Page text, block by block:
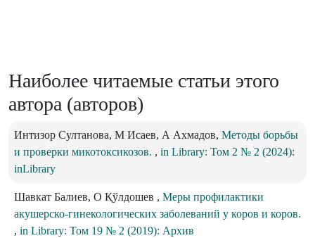
Наиболее читаемые статьи этого
автора (авторов)
Интизор Султанова, М Исаев, А Ахмадов, Методы борьбы
и проверки микотоксикозов. , in Library: Том 2 № 2 (2024):
inLibrary
Шавкат Балиев, О Қўлдошев , Меры профилактики
акушерско-гинекологических заболеваний у коров и коров.
, in Library: Том 19 № 2 (2019): Архив